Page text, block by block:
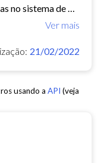
Ver mais
21/02/2022
usando a API (veja